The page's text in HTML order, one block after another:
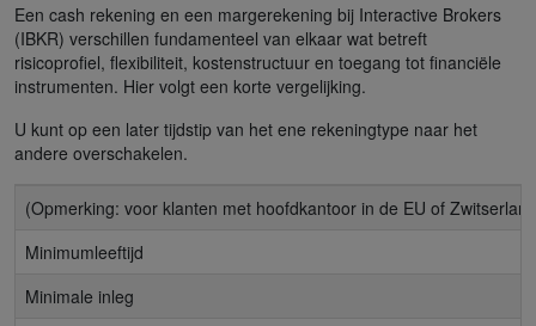
Een cash rekening en een margerekening bij Interactive Brokers
(IBKR) verschillen fundamenteel van elkaar wat betreft
risicoprofiel, flexibiliteit, kostenstructuur en toegang tot financiële
instrumenten. Hier volgt een korte vergelijking.
U kunt op een later tijdstip van het ene rekeningtype naar het
andere overschakelen.
(Opmerking: voor klanten met hoofdkantoor in de EU of
Minimumleeftijd
Minimale inleg